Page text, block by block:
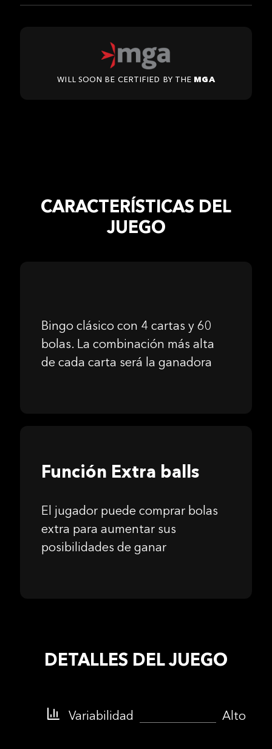
Will soon be certified by the MGA
CARACTERÍSTICAS DEL
JUEGO
Bingo clásico con 4 cartas y 60
bolas. La combinación más alta
de cada carta será la ganadora
Función Extra balls
El jugador puede comprar bolas
extra para aumentar sus
posibilidades de ganar
DETALLES DEL JUEGO
Variabilidad Alto